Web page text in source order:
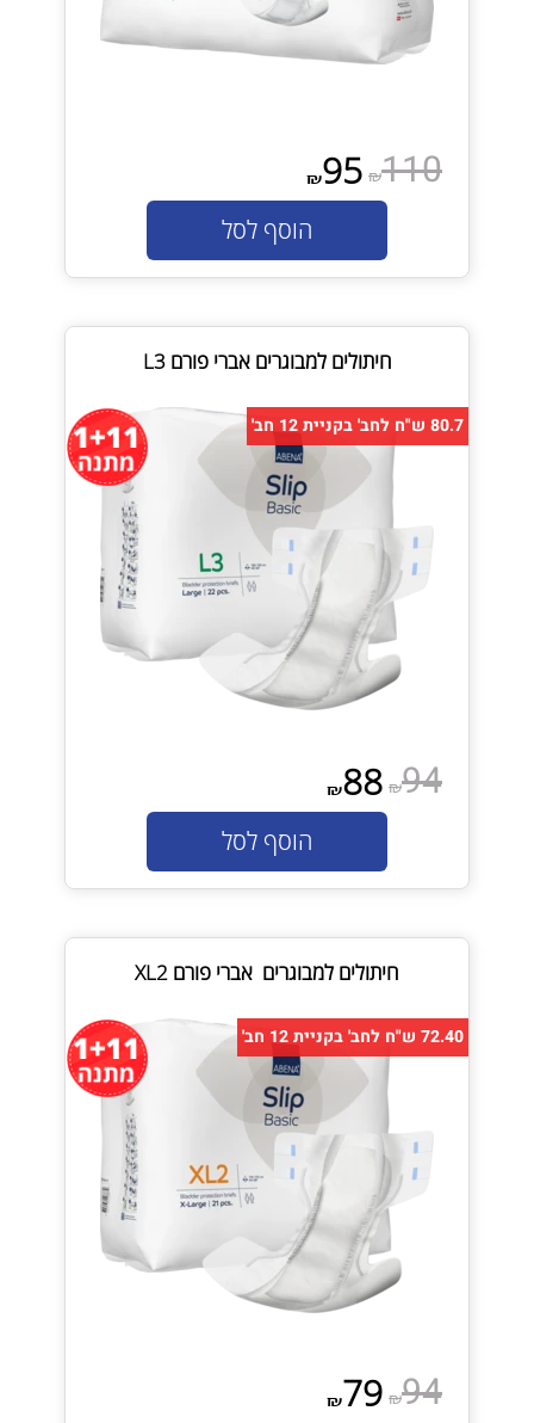
₪110
₪95
הוסף לסל
חיתולים למבוגרים אברי פורם L3
80.7 ש"ח לחב' בקניית 12 חב'
₪94
₪88
הוסף לסל
חיתולים למבוגרים אברי פורם XL2
72.40 ש"ח לחב' בקניית 12 חב'
₪94
₪79